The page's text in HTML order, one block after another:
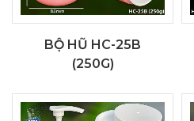
BỘ HŨ HC-25B
(250G)